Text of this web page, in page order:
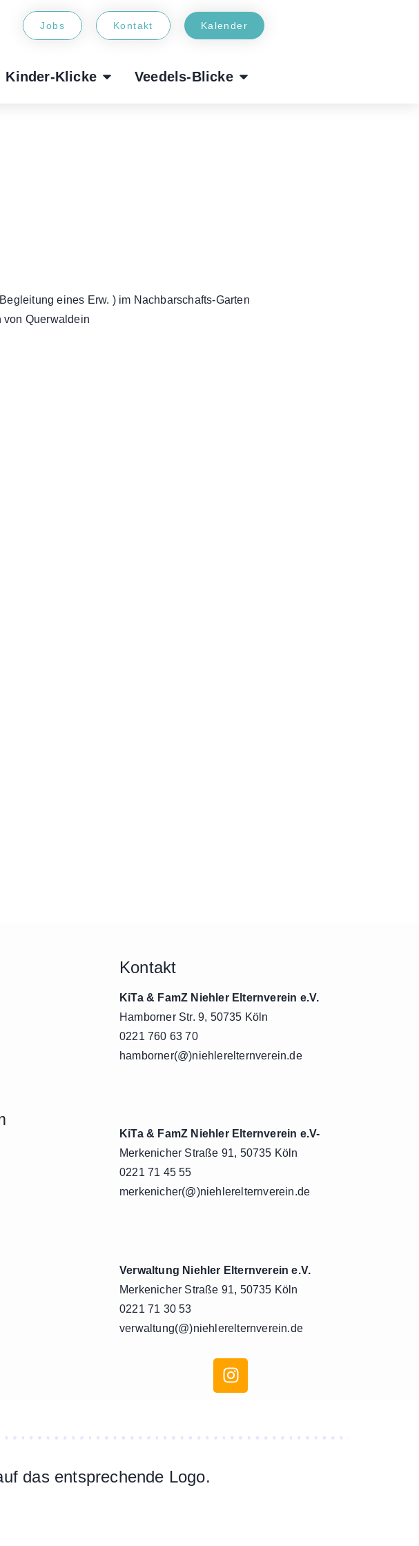
Jobs Kontakt Kalender
Kinder-Klicke Veedels-Blicke
eines Erw. ) im Nachbarschafts-Garten
von Querwaldein
Kontakt
KiTa & FamZ Niehler Elternverein e.V.
Hamborner Str. 9, 50735 Köln
0221 760 63 70
hamborner(@)niehlerelternverein.de
KiTa & FamZ Niehler Elternverein e.V-
Merkenicher Straße 91, 50735 Köln
0221 71 45 55
merkenicher(@)niehlerelternverein.de
Verwaltung Niehler Elternverein e.V.
Merkenicher Straße 91, 50735 Köln
0221 71 30 53
verwaltung(@)niehlerelternverein.de
das entsprechende Logo.